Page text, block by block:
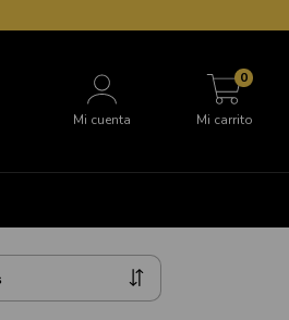
Mi cuenta Mi carrito
0